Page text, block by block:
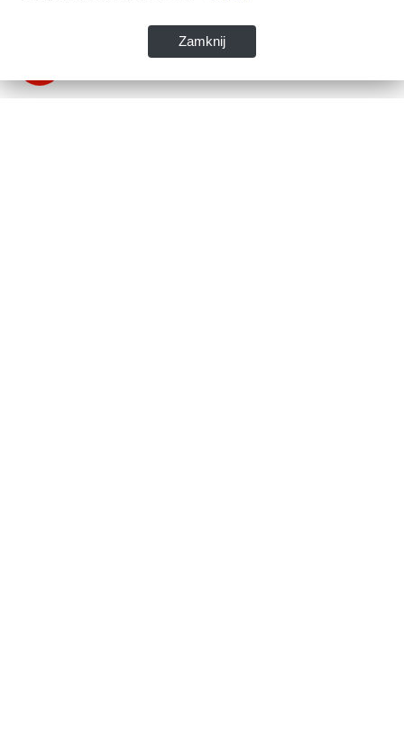
Zamknij